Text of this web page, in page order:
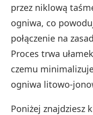
przez niklową
ogniwa, co
połączenie na
Proces trwa
czemu
ogniwa litowo-
Poniżej znajdziesz